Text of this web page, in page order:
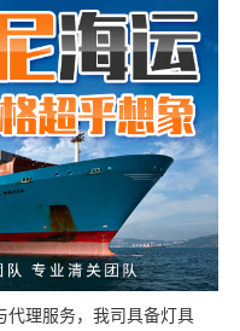
代理服务，我司具备灯具